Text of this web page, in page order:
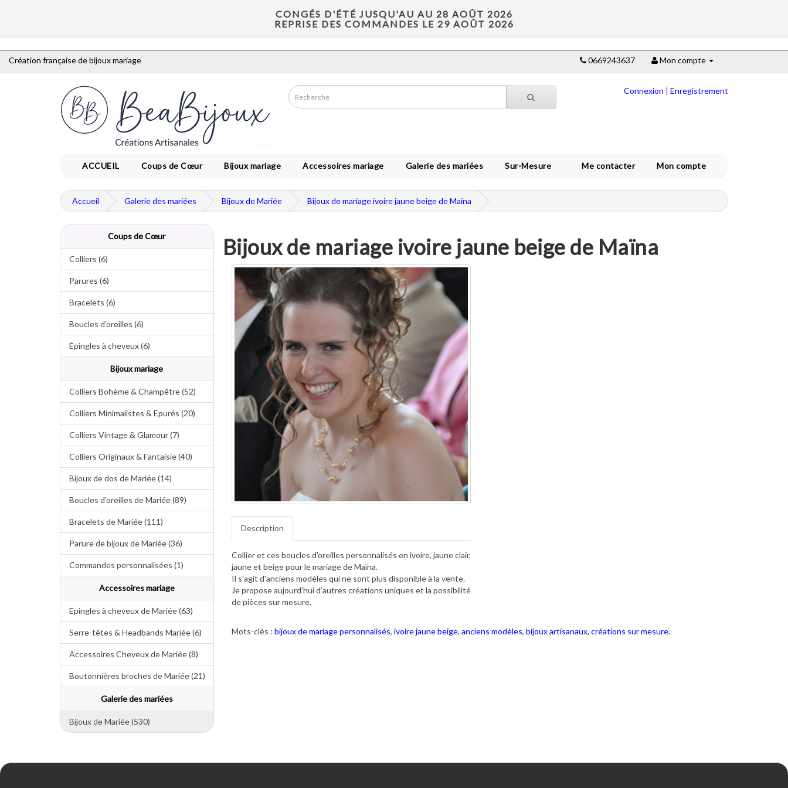
CONGÉS D'ÉTÉ JUSQU'AU AU 28 AOÛT 2026
REPRISE DES COMMANDES LE 29 AOÛT 2026
Création française de bijoux mariage 0669243637 Mon compte
Connexion | Enregistrement
ACCUEIL Coups de Cœur Bijoux mariage Accessoires mariage Galerie des mariées Sur-Mesure Me contacter Mon compte
Accueil Galerie des mariées Bijoux de Mariée Bijoux de mariage ivoire jaune beige de Maïna
Coups de Cœur
Colliers (6)
Parures (6)
Bracelets (6)
Boucles d'oreilles (6)
Épingles à cheveux (6)
Bijoux mariage
Colliers Bohème & Champêtre (52)
Colliers Minimalistes & Epurés (20)
Colliers Vintage & Glamour (7)
Colliers Originaux & Fantaisie (40)
Bijoux de dos de Mariée (14)
Boucles d'oreilles de Mariée (89)
Bracelets de Mariée (111)
Parure de bijoux de Mariée (36)
Commandes personnalisées (1)
Accessoires mariage
Epingles à cheveux de Mariée (63)
Serre-têtes & Headbands Mariée (6)
Accessoires Cheveux de Mariée (8)
Boutonnières broches de Mariée (21)
Galerie des mariées
Bijoux de Mariée (530)
Bijoux de mariage ivoire jaune beige de Maïna
Description
Collier et ces boucles d'oreilles personnalisés en ivoire, jaune clair,
jaune et beige pour le mariage de Maïna.
Il s'agit d'anciens modèles qui ne sont plus disponible à la vente.
Je propose aujourd’hui d’autres créations uniques et la possibilité
de pièces sur mesure.
Mots-clés : bijoux de mariage personnalisés, ivoire jaune beige, anciens modèles, bijoux artisanaux, créations sur mesure.